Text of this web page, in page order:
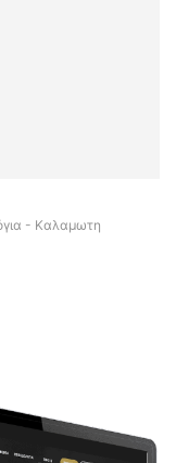
- Καλαμωτη